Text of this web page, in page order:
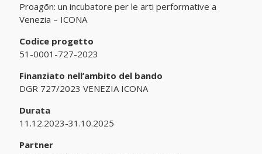
Proagōn: un incubatore per le arti performative a
Venezia – ICONA
Codice progetto
51-0001-727-2023
Finanziato nell’ambito del bando
DGR 727/2023 VENEZIA ICONA
Durata
11.12.2023-31.10.2025
Partner